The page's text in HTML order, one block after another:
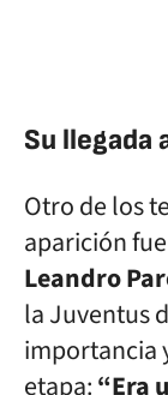
Su llegada
Otro de los
aparición fue
Leandro
la Juventus
importancia
etapa:“Era